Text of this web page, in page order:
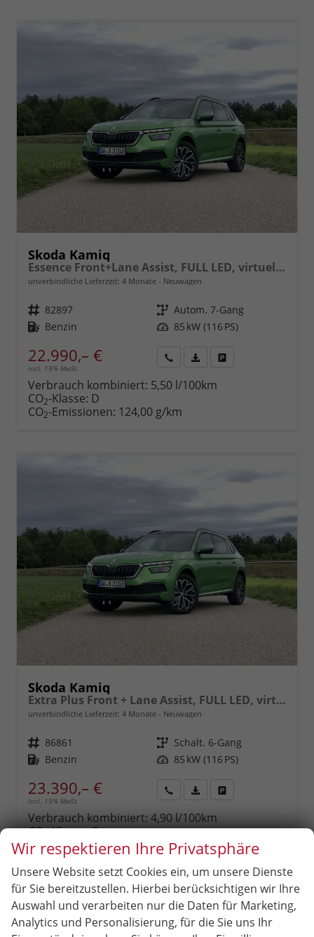
Skoda Kamiq
Essence Front+Lane Assist, FULL LED, virtuelles Cockpit, , Klima, Parksensoren, ISOFIX, el. Fensterheber vorn uvm.
unverbindliche Lieferzeit: 4 Monate Neuwagen
Fahrzeugnr. 82897 Getriebe Autom. 7-Gang
Kraftstoff Benzin Leistung 85 kW (116 PS)
22.990,– €
incl. 19% MwSt.
anfordern
Datei,
Verbrauch kombiniert: 5,50 l/100km
CO2-Klasse: D
CO2-Emissionen: 124,00 g/km
Skoda Kamiq
Extra Plus Front + Lane Assist, FULL LED, virtuelles Cockpit, Climatronic, Parksensoren, Rückfahrkamera, ISOFIX, el. Fensterheber, Tempomat, Sitzhzg. uvm.
unverbindliche Lieferzeit: 4 Monate Neuwagen
Fahrzeugnr. 86861 Getriebe Schalt. 6-Gang
Kraftstoff Benzin Leistung 85 kW (116 PS)
23.390,– €
incl. 19% MwSt.
anfordern
Datei,
Fahrzeugexposé
parken
oder
vergleichen
Verbrauch kombiniert: 4,90 l/100km
CO -Klasse:C
CO2-Emissionen:111,00 g/km
Wir respektieren Ihre Privatsphäre
Unsere Website setzt Cookies ein, um unsere Dienste
für Sie bereitzustellen. Hierbei berücksichtigen wir Ihre
Auswahl und verarbeiten nur die Daten für Marketing,
Analytics und Personalisierung, für die Sie uns Ihr